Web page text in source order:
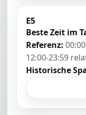
E5
Beste Zeit im
Referenz:
12:00-23:59
Historische